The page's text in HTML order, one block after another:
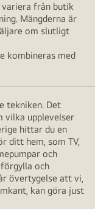
variera från butik
Mängderna är
om slutligt
kombineras med
tekniken. Det
vilka upplevelser
hittar du en
ditt hem, som TV,
och
och
övertygelse att vi,
kan göra just